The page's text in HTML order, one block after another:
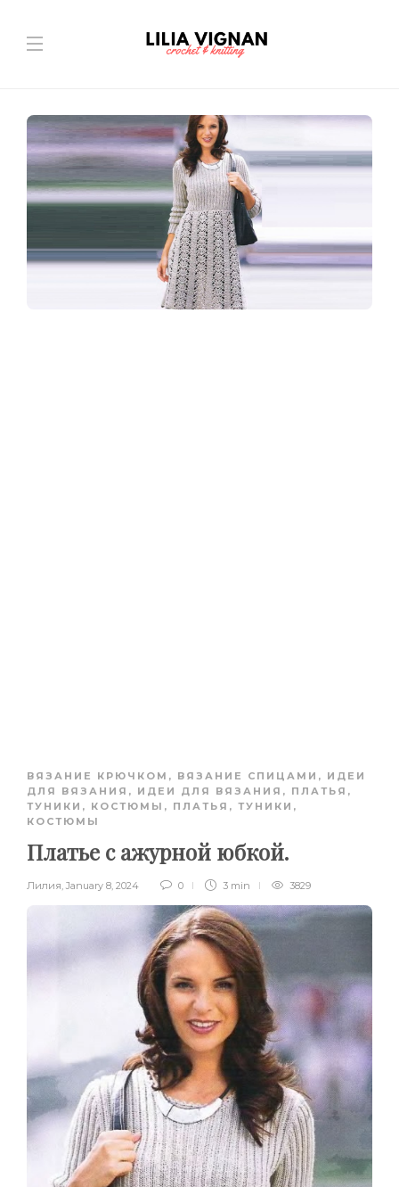
ВЯЗАНИЕ КРЮЧКОМ , ВЯЗАНИЕ СПИЦАМИ , ИДЕИ
ДЛЯ ВЯЗАНИЯ , ИДЕИ ДЛЯ ВЯЗАНИЯ , ПЛАТЬЯ,
ТУНИКИ, КОСТЮМЫ , ПЛАТЬЯ, ТУНИКИ,
КОСТЮМЫ
Платье с ажурной юбкой.
Лилия, January 8, 2024 0 3 min 3829